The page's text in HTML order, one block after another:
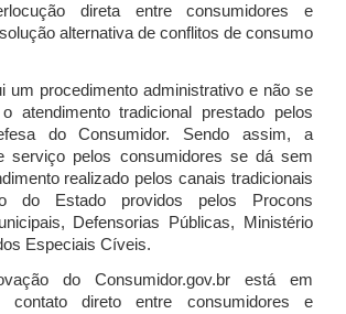
direta entre consumidores e
alternativa de conflitos de consumo
um procedimento administrativo e não se
atendimento tradicional prestado pelos
do Consumidor. Sendo assim, a
serviço pelos consumidores se dá sem
realizado pelos canais tradicionais
do Estado providos pelos Procons
Defensorias Públicas, Ministério
Especiais Cíveis.
do Consumidor.gov.br está em
contato direto entre consumidores e